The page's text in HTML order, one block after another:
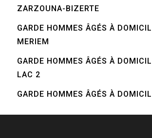
ZARZOUNA-BIZERTE
GARDE HOMMES ÂGÉS À
MERIEM
GARDE HOMMES ÂGÉS À
LAC 2
GARDE HOMMES ÂGÉS À